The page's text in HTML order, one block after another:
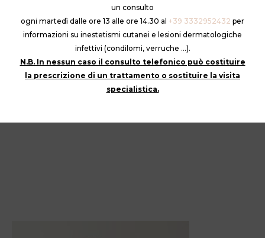
un consulto
ogni martedì dalle ore 13 alle ore 14.30 al +39 3332952432 per
informazioni su inestetismi cutanei e lesioni dermatologiche
infettivi (condilomi, verruche …).
N.B. In nessun caso il consulto telefonico può costituire
la prescrizione di un trattamento o sostituire la visita
specialistica.